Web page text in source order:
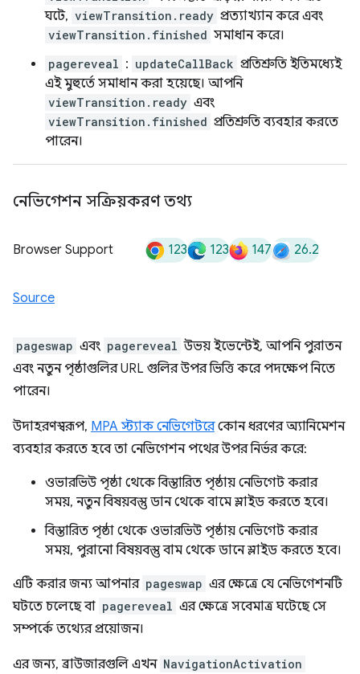
ঘটে, viewTransition.ready প্রত্যাখ্যান করে এবং
viewTransition.finished সমাধান করে।
pagereveal : updateCallBack প্রতিশ্রুতি ইতিমধ্যেই
এই মুহুর্তে সমাধান করা হয়েছে। আপনি
viewTransition.ready এবং
viewTransition.finished প্রতিশ্রুতি ব্যবহার করতে
পারেন।
নেভিগেশন সক্রিয়করণ তথ্য
Browser Support 123 123 147 26.2
Source
pageswap এবং pagereveal উভয় ইভেন্টেই, আপনি পুরাতন
এবং নতুন পৃষ্ঠাগুলির URL গুলির উপর ভিত্তি করে পদক্ষেপ নিতে
পারেন।
উদাহরণস্বরূপ, MPA স্ট্যাক নেভিগেটরেকোন ধরণের অ্যানিমেশন
ব্যবহার করতে হবে তা নেভিগেশন পথের উপর নির্ভর করে:
ওভারভিউ পৃষ্ঠা থেকে বিস্তারিত পৃষ্ঠায় নেভিগেট করার
সময়, নতুন বিষয়বস্তু ডান থেকে বামে স্লাইড করতে হবে।
বিস্তারিত পৃষ্ঠা থেকে ওভারভিউ পৃষ্ঠায় নেভিগেট করার
সময়, পুরানো বিষয়বস্তু বাম থেকে ডানে স্লাইড করতে হবে।
এটি করার জন্য আপনার pageswap এর ক্ষেত্রে যে নেভিগেশনটি
ঘটতে চলেছে বা pagereveal এর ক্ষেত্রে সবেমাত্র ঘটেছে সে
সম্পর্কে তথ্যের প্রয়োজন।
এর জন্য, ব্রাউজারগুলি এখন NavigationActivation